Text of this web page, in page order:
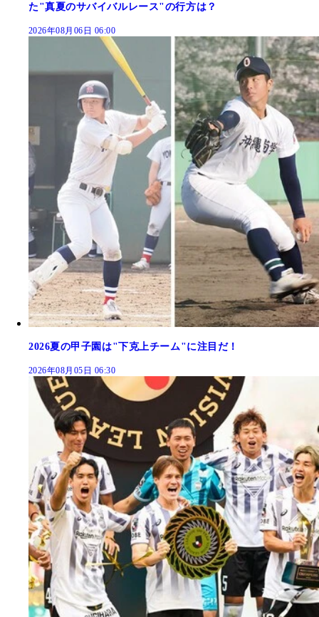
た"真夏のサバイバルレース"の行方は？
2026年08月06日 06:00
2026夏の甲子園は"下克上チーム"に注目だ！
2026年08月05日 06:30